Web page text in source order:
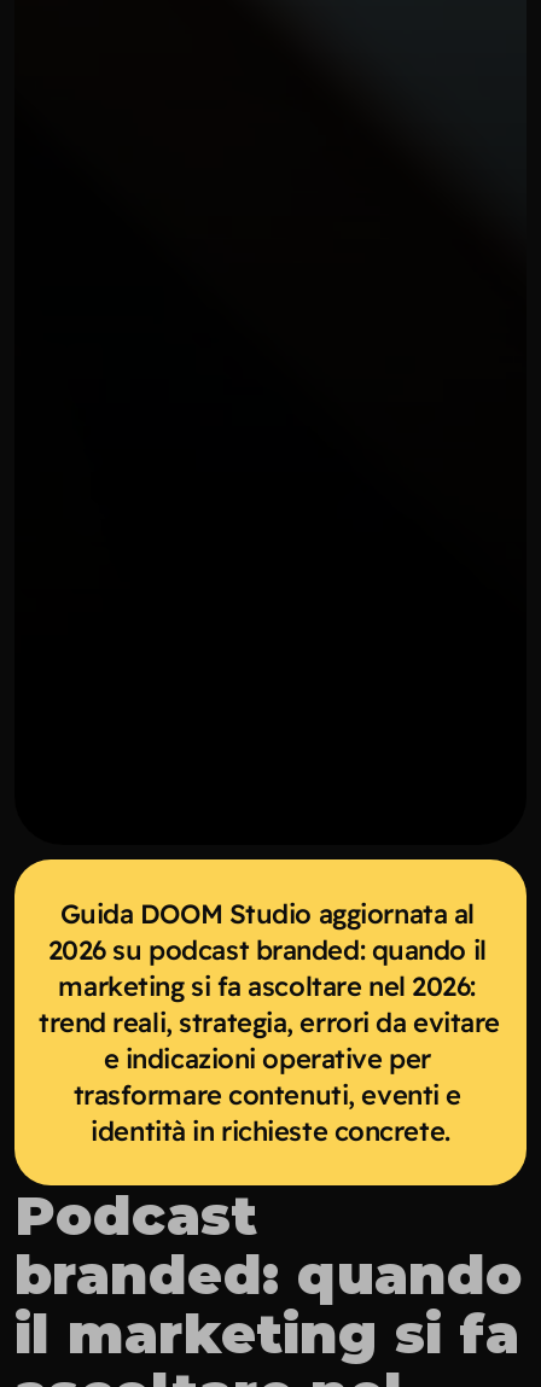
Guida DOOM Studio aggiornata al
2026 su podcast branded: quando il
marketing si fa ascoltare nel 2026:
trend reali, strategia, errori da evitare
e indicazioni operative per
trasformare contenuti, eventi e
identità in richieste concrete.
Podcast
branded: quando
il marketing si fa